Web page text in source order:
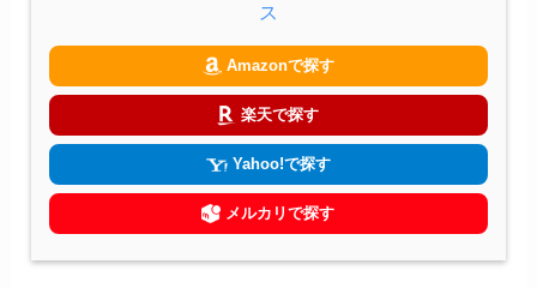
ス
Amazonで探す
楽天で探す
Yahoo!で探す
メルカリで探す